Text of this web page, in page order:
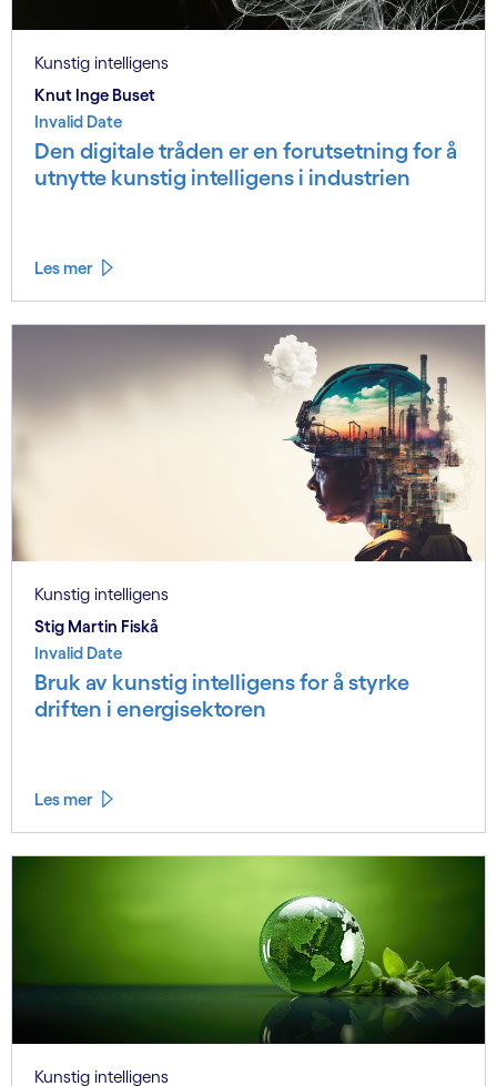
Kunstig intelligens
Knut Inge Buset
Invalid Date
Den digitale tråden er en forutsetning for å
utnytte kunstig intelligens i industrien
Les mer
Kunstig intelligens
Stig Martin Fiskå
Invalid Date
Bruk av kunstig intelligens for å styrke
driften i energisektoren
Les mer
Kunstig intelligens